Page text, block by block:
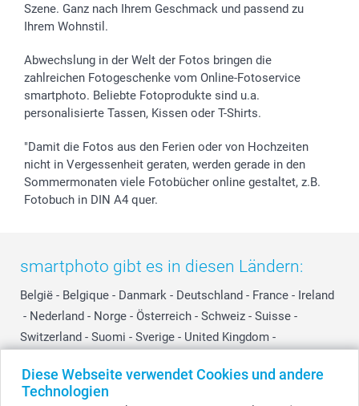
Diese Webseite verwendet Cookies und andere
Technologien
Szene. Ganz nach Ihrem Geschmack und passend zu
Ihrem Wohnstil.
Abwechslung in der Welt der Fotos bringen die
zahlreichen Fotogeschenke vom Online-Fotoservice
smartphoto. Beliebte Fotoprodukte sind u.a.
personalisierte Tassen, Kissen oder T-Shirts.
"Damit die Fotos aus den Ferien oder von Hochzeiten
nicht in Vergessenheit geraten, werden gerade in den
Sommermonaten viele Fotobücher online gestaltet, z.B.
Fotobuch in DIN A4 quer.
smartphoto gibt es in diesen Ländern:
België - Belgique - Danmark - Deutschland - France - Ireland
- Nederland - Norge - Österreich - Schweiz - Suisse -
Switzerland - Suomi - Sverige - United Kingdom -
Other Countries